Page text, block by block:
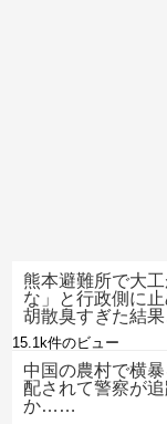
熊本避難所で大
な」と行政側に
胡散臭すぎた結
15.1k件のビュー
中国の農村で横
配されて警察が
か……